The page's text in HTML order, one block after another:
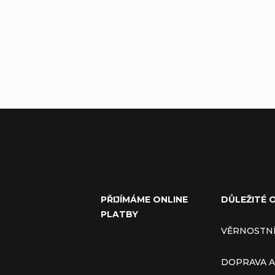
PŘIJÍMÁME ONLINE
PLATBY
DŮLEŽITÉ
DOPRAVA